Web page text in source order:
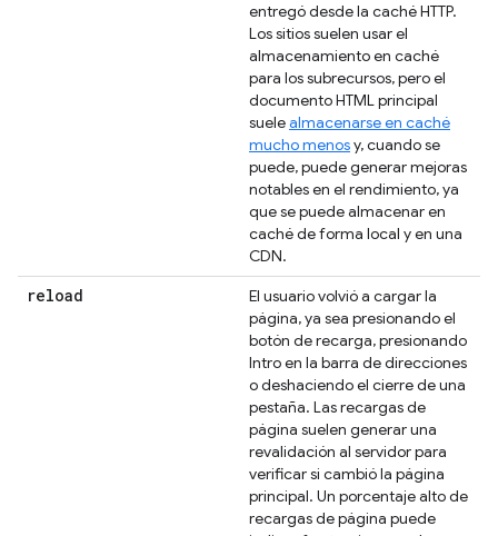
entregó desde la caché HTTP.
Los sitios suelen usar el
almacenamiento en caché
para los subrecursos, pero el
documento HTML principal
suelealmacenarse en caché
mucho menosy, cuando se
puede, puede generar mejoras
notables en el rendimiento, ya
que se puede almacenar en
caché de forma local y en una
CDN.
reload
El usuario volvió a cargar la
página, ya sea presionando el
botón de recarga, presionando
Intro en la barra de direcciones
o deshaciendo el cierre de una
pestaña. Las recargas de
página suelen generar una
revalidación al servidor para
verificar si cambió la página
principal. Un porcentaje alto de
recargas de página puede